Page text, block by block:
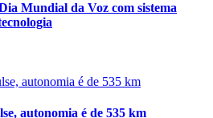
Mundial da Voz com sistema
autonomia é de 535 km